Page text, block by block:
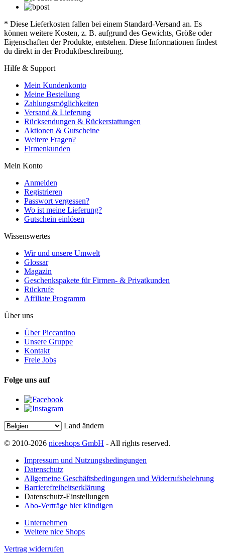
* Diese Lieferkosten fallen bei einem Standard-Versand an. Es
können weitere Kosten, z. B. aufgrund des Gewichts, Größe oder
Eigenschaften der Produkte, entstehen. Diese Informationen findest
du direkt in der Produktbeschreibung.
Hilfe & Support
Mein Kundenkonto
Meine Bestellung
Zahlungsmöglichkeiten
Versand & Lieferung
Rücksendungen & Rückerstattungen
Aktionen & Gutscheine
Weitere Fragen?
Firmenkunden
Mein Konto
Anmelden
Registrieren
Passwort vergessen?
Wo ist meine Lieferung?
Gutschein einlösen
Wissenswertes
Wir und unsere Umwelt
Glossar
Magazin
Geschenkspakete für Firmen- & Privatkunden
Rückrufe
Affiliate Programm
Über uns
Über Piccantino
Unsere Gruppe
Kontakt
Freie Jobs
Folge uns auf
Land ändern
© 2010-2026 niceshops GmbH - All rights reserved.
Impressum und Nutzungsbedingungen
Datenschutz
Allgemeine Geschäftsbedingungen und Widerrufsbelehrung
Barrierefreiheitserklärung
Datenschutz-Einstellungen
Abo-Verträge hier kündigen
Unternehmen
Weitere nice Shops
Vertrag widerrufen